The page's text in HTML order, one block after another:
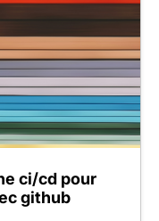
ci/cd pour
github